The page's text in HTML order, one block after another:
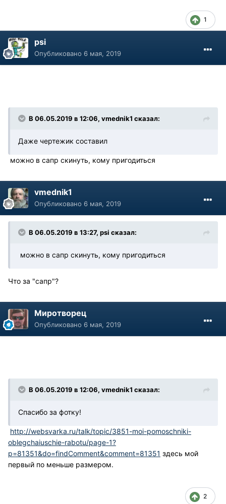
1
psi
Опубликовано 6 мая, 2019
В 06.05.2019 в 12:06, vmednik1 сказал:
Даже чертежик составил
можно в сапр скинуть, кому пригодиться
vmednik1
Опубликовано 6 мая, 2019
В 06.05.2019 в 13:27, psi сказал:
можно в сапр скинуть, кому пригодиться
Что за "сапр"?
Миротворец
Опубликовано 6 мая, 2019
В 06.05.2019 в 12:06, vmednik1 сказал:
Спасибо за фотку!
http://websvarka.ru/talk/topic/3851-moi-pomoschniki-
oblegchaiuschie-rabotu/page-1?
p=81351&do=findComment&comment=81351 здесь мой
первый по меньше размером.
2